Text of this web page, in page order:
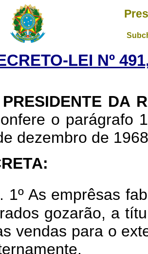
LEI Nº
PRESIDENTE DA
o parágrafo
dezembro de
1º As emprêsas
gozarão, a
vendas para o